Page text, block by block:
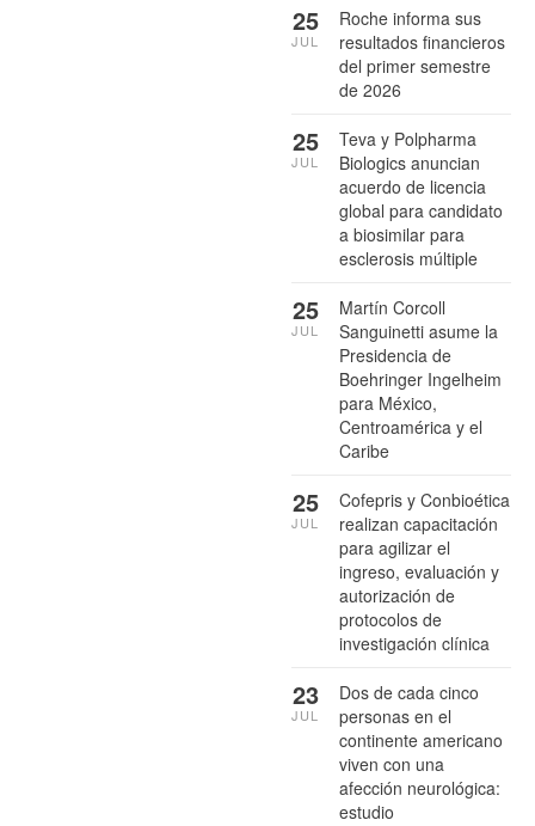
Roche informa sus
resultados financieros
del primer semestre
de 2026
25
JUL
Teva y Polpharma
Biologics anuncian
acuerdo de licencia
global para candidato
a biosimilar para
esclerosis múltiple
25
JUL
Martín Corcoll
Sanguinetti asume la
Presidencia de
Boehringer Ingelheim
para México,
Centroamérica y el
Caribe
25
JUL
Cofepris y Conbioética
realizan capacitación
para agilizar el
ingreso, evaluación y
autorización de
protocolos de
investigación clínica
25
JUL
Dos de cada cinco
personas en el
continente americano
viven con una
afección neurológica:
estudio
23
JUL